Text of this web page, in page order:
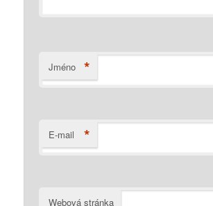
Jméno *
E-mail *
Webová stránka